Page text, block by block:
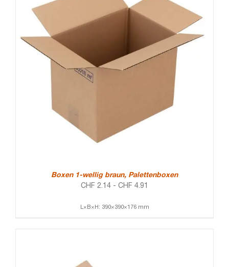
Boxen 1-wellig braun, Palettenboxen
CHF 2.14 - CHF 4.91
L×B×H: 390×390×176 mm